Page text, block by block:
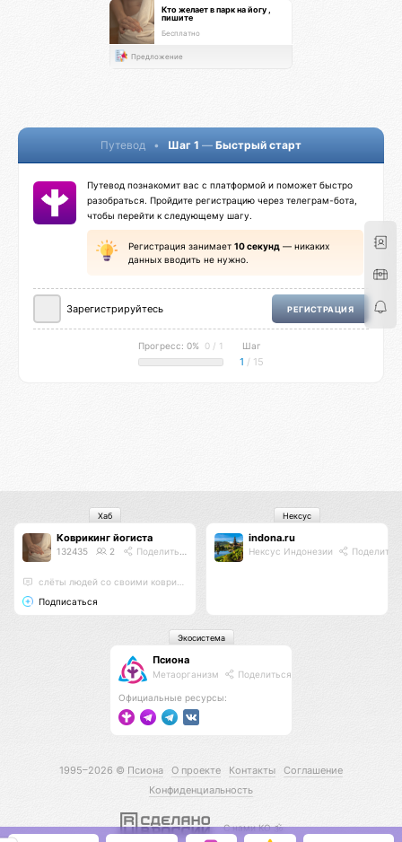
Кто желает в парк на йогу ,
пишите
Бесплатно
Предложение
Путевод • Шаг 1 — Быстрый старт
Путевод познакомит вас с платформой и поможет быстро
разобраться. Пройдите регистрацию через телеграм-бота,
чтобы перейти к следующему шагу.
Регистрация занимает 10 секунд — никаких
данных вводить не нужно.
Зарегистрируйтесь РЕГИСТРАЦИЯ
Прогресс: 0% 0 / 1 Шаг
1 / 15
Коврикинг йогиста
132435 2 Поделиться
слёты людей со своими ковриками в парках . Сатва садхана
Подписаться
Хаб
indona.ru
Нексус Индонезии
Нексус
Псиона
Метаорганизм Поделиться
Официальные ресурсы:
Экосистема
1995–2026 © Псиона О проекте Контакты
Соглашение
Конфиденциальность
С нами КО 🕉️